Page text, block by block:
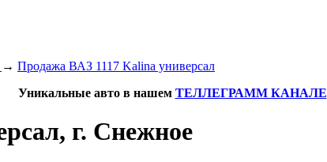
→ Продажа ВАЗ 1117 Kalina универсал
Уникальные авто в нашем ТЕЛЛЕГРАММ КАНАЛЕ
г. Снежное